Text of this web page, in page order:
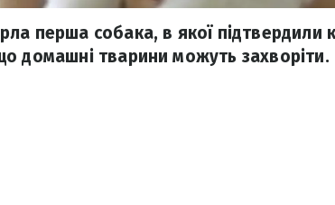
перша собака, в якої підтвердили
домашні тварини можуть захворіти.